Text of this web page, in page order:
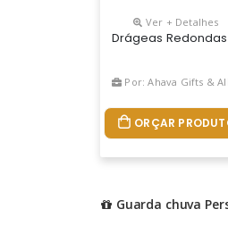
Ver + Detalhes
Drágeas
Por: Ahava Gifts & Alimentos Personalizados
ORÇAR
Guarda chuva